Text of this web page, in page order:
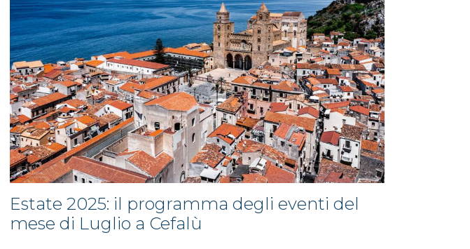
Estate 2025: il programma degli eventi del
mese di Luglio a Cefalù